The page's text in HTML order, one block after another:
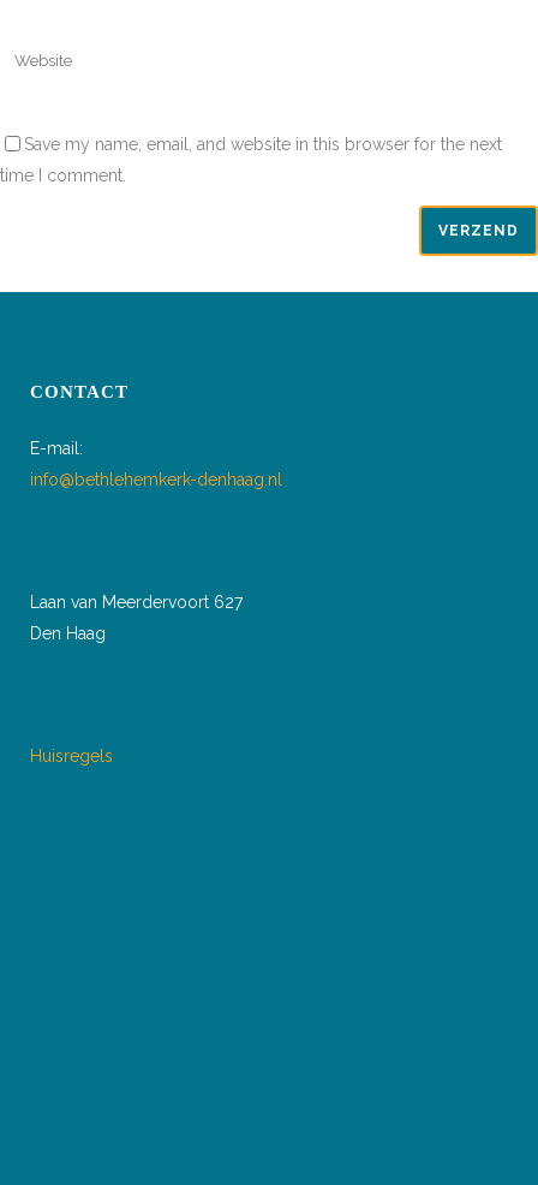
Save my name, email, and website in this browser for the next
time I comment.
CONTACT
E-mail:
info@bethlehemkerk-denhaag.nl
Laan van Meerdervoort 627
Den Haag
Huisregels